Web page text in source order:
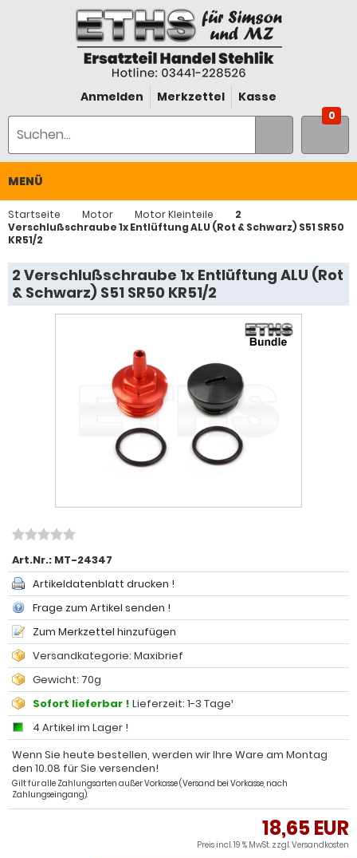
Anmelden Merkzettel Kasse
0
MENÜ
Startseite Motor Motor Kleinteile
2
Verschlußschraube 1x Entlüftung ALU (Rot & Schwarz) S51 SR50
KR51/2
2 Verschlußschraube 1x Entlüftung ALU (Rot
& Schwarz) S51 SR50 KR51/2
Art.Nr.: MT-24347
Artikeldatenblatt drucken !
Frage zum Artikel senden !
Zum Merkzettel hinzufügen
Versandkategorie: Maxibrief
Gewicht: 70g
Sofort lieferbar ! Lieferzeit: 1-3 Tage¹
4 Artikel im Lager !
Wenn Sie heute bestellen, werden wir Ihre Ware am Montag
den 10.08 für Sie versenden!
Gilt für alle Zahlungsarten außer Vorkasse (Versand bei Vorkasse, nach
Zahlungseingang).
18,65 EUR
Preis incl. 19 % MwSt. zzgl.Versandkosten